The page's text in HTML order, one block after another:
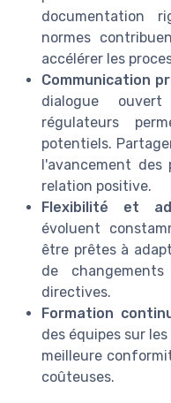
documentation
normes
accélérer les
Communication
dialogue
régulateurs
potentiels.
l'avancement
relation positive.
Flexibilité et
évoluent
être prêtes à
de
directives.
Formation
des équipes sur
meilleure
coûteuses.